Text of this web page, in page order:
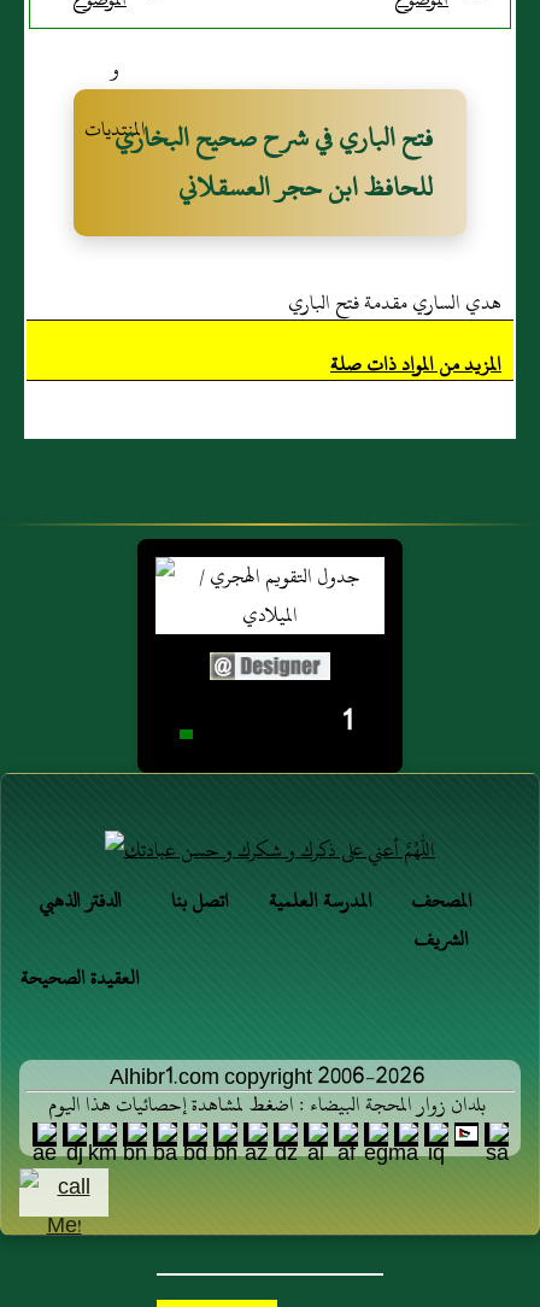
فتح الباري في شرح صحيح البخاري
للحافظ ابن حجر العسقلاني
هدي الساري مقدمة فتح الباري
المزيد من المواد ذات صلة
1
الدفتر الذهبي اتصل بنا المدرسة العلمية
المصحف
الشريف
العقيدة الصحيحة
Alhibr1.com copyright 2006-2026
بلدان زوار المحجة البيضاء : اضغط لمشاهدة إحصائيات هذا اليوم